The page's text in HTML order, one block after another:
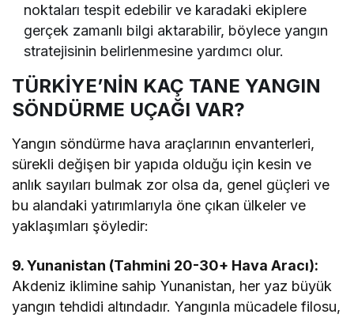
noktaları tespit edebilir ve karadaki ekiplere
gerçek zamanlı bilgi aktarabilir, böylece yangın
stratejisinin belirlenmesine yardımcı olur.
TÜRKİYE’NİN KAÇ TANE YANGIN
SÖNDÜRME UÇAĞI VAR?
Yangın söndürme hava araçlarının envanterleri,
sürekli değişen bir yapıda olduğu için kesin ve
anlık sayıları bulmak zor olsa da, genel güçleri ve
bu alandaki yatırımlarıyla öne çıkan ülkeler ve
yaklaşımları şöyledir:
9. Yunanistan (Tahmini 20-30+ Hava Aracı):
Akdeniz iklimine sahip Yunanistan, her yaz büyük
yangın tehdidi altındadır. Yangınla mücadele filosu,